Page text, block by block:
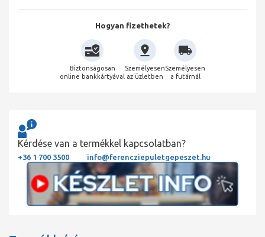
Hogyan fizethetek?
Biztonságosan
online bankkártyával
Személyesen
az üzletben
Személyesen
a futárnál
Kérdése van a termékkel kapcsolatban?
+36 1 700 3500 info@ferencziepuletgepeszet.hu